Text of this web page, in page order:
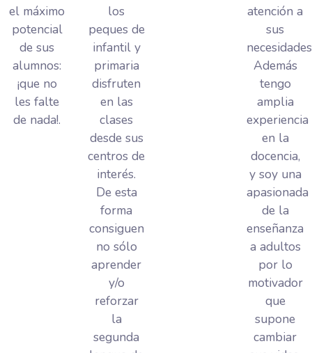
el máximo
potencial
de sus
alumnos:
¡que no
les falte
de nada!.
los
peques de
infantil y
primaria
disfruten
en las
clases
desde sus
centros de
interés.
De esta
forma
consiguen
no sólo
aprender
y/o
reforzar
la
segunda
atención a
sus
Además
tengo
amplia
experiencia
en la
docencia,
y soy una
apasionada
de la
enseñanza
a adultos
por lo
motivador
que
supone
cambiar